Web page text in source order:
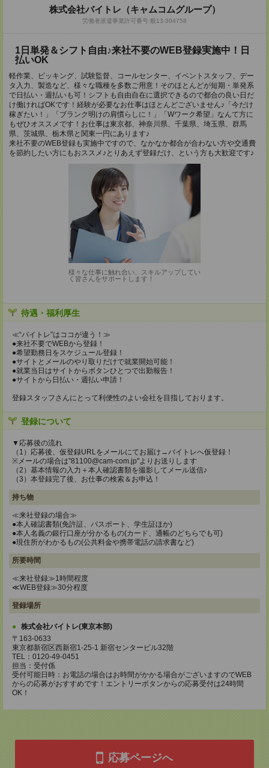
株式会社バイトレ（キャムコムグループ）
労働者派遣事業許可番号:般13-304758
1日単発＆シフト自由♪来社不要のWEB登録実施中！日
払いOK
軽作業、ピッキング、試験監督、コールセンター、イベントスタッフ、デー
タ入力、製造など、様々な職種を多数ご用意！そのほとんどが短期・単発系
で日払い・週払いも可！シフトも自由自在に選択できるので都合の良い日だ
け働ければOKです！経験が必要なお仕事はほとんどございません♪「今だけ
稼ぎたい！」「ブランク明けの肩慣らしに！」「Wワーク希望」なんて方に
もぜひオススメです！お仕事は東京都、神奈川県、千葉県、埼玉県、群馬
県、茨城県、栃木県と関東一円にあります♪
来社不要のWEB登録も実施中ですので、なかなか都合が合わない方や交通費
を節約したい方にもおススメ♪とりあえず登録だけ、という方も大歓迎です♪
様々な仕事に触れ合い、スキルアップしてい
く皆さんをサポートします！
待遇・福利厚生
≪“バイトレ”はココが違う！≫
●来社不要でWEBから登録！
●希望勤務日をスケジュール登録！
●サイトとメールのやり取りだけで就業開始可能！
●就業当日はサイトからボタンひとつで出勤報告！
●サイトから日払い・週払い申請！
登録スタッフさんにとって利便性のよい会社を目指しております。
登録について
▼応募後の流れ
（1）応募後、仮登録URLをメールにてお届け→バイトレへ仮登録！
※メールの場合は"81100@cam-com.jp"よりお送りします
（2）基本情報の入力＋本人確認書類を撮影してメール送信♪
（3）本登録完了後、お仕事の検索＆お申込！
持ち物
≪来社登録の場合≫
●本人確認書類(免許証、パスポート、学生証ほか)
●本人名義の銀行口座が分かるもの(カード、通帳のどちらでも可)
●現住所がわかるもの(公共料金や携帯電話の請求書など)
所要時間
≪来社登録≫1時間程度
≪WEB登録≫30分程度
登録場所
株式会社バイトレ(東京本部)
〒163-0633
東京都新宿区西新宿1-25-1 新宿センタービル32階
TEL：0120-49-0451
担当：受付係
受付可能日時：お電話の場合はお時間がかかる場合がございますのでWEB
からの応募がおすすめです！エントリーボタンからの応募受付は24時間
OK！
応募ページへ